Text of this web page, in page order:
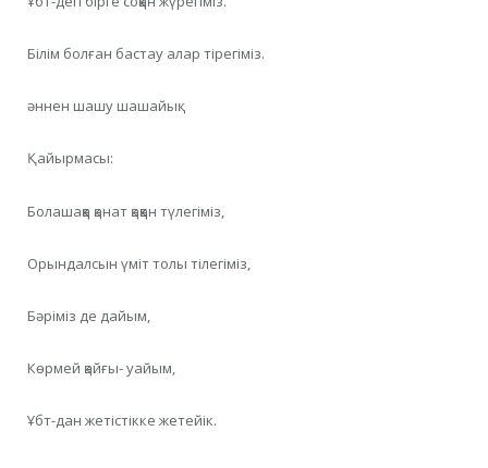
Білім болған бастау алар тірегіміз.
әннен шашу шашайық.
Қайырмасы:
Болашаққа қанат қаққан түлегіміз,
Орындалсын үміт толы тілегіміз,
Бәріміз де дайым,
Көрмей қайғы- уайым,
Ұбт-дан жетістікке жетейік.